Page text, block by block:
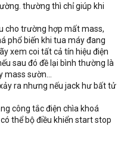
thường thì chỉ giúp khi
cho trường hợp mất mass,
phổ biến khi tua máy đang
xem coi tất cả tín hiệu điện
sau đó đề lại bình thường là
sườn...
ra nhưng nếu jack hư bất tử
công tắc điện chìa khoá
thể bộ điều khiển start stop